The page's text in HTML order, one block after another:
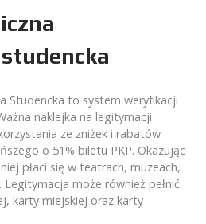
Studencka to system weryfikacji
naklejka na legitymacji
ze zniżek i rabatów
o 51% biletu PKP. Okazując
płaci się w teatrach, muzeach,
Legitymacja może również pełnić
karty miejskiej oraz karty